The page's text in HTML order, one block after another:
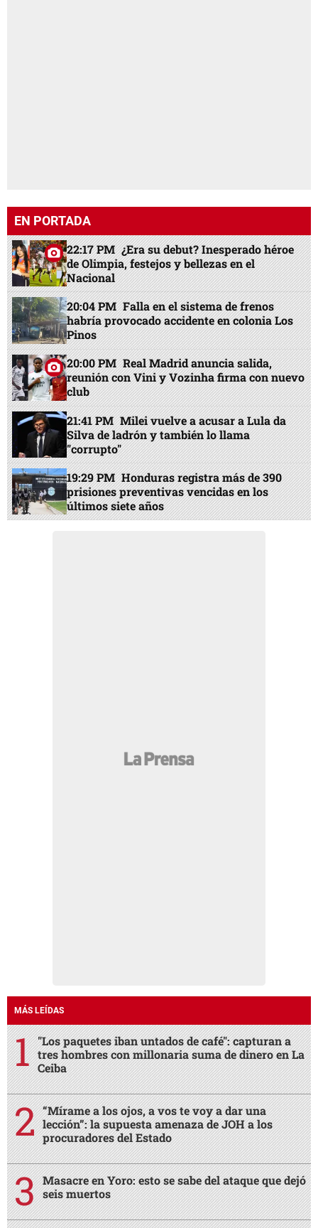
EN PORTADA
22:17 PM ¿Era su debut? Inesperado héroe
de Olimpia, festejos y bellezas en el
Nacional
20:04 PM Falla en el sistema de frenos
habría provocado accidente en colonia Los
Pinos
20:00 PM Real Madrid anuncia salida,
reunión con Vini y Vozinha firma con nuevo
club
21:41 PM Milei vuelve a acusar a Lula da
Silva de ladrón y también lo llama
"corrupto"
19:29 PM Honduras registra más de 390
prisiones preventivas vencidas en los
últimos siete años
MÁS LEÍDAS
"Los paquetes iban untados de café": capturan a
tres hombres con millonaria suma de dinero en La
Ceiba
“Mírame a los ojos, a vos te voy a dar una
lección”: la supuesta amenaza de JOH a los
procuradores del Estado
Masacre en Yoro: esto se sabe del ataque que dejó
seis muertos